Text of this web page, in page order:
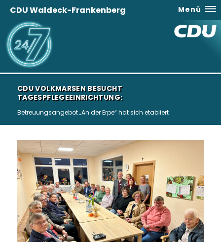
CDU Waldeck-Frankenberg Menü
CDU VOLKMARSEN BESUCHT
TAGESPFLEGEEINRICHTUNG:
Betreuungsangebot „An der Erpe“ hat sich etabliert